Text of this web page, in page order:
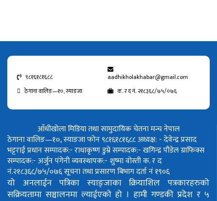
९८१६१८१६८८
aadhikholakhabar@gmail.com
ठेगाना वालिङ—१०, स्याङजा
क. र द नं. २१८३६८/७५/०७६
आँधीखोला मिडिया तथा सामुदायिक चेतना मन्च नेपाल
ठेगाना वालिङ—१०, स्याङजा फोन ९८१६१८१६८८अध्यक्ष: - देवेन्द्र प्रसाद
भट्टराईप्रधान सम्पादक:- राधाकृष्ण डुम्रेसम्पादक:- खगिन्द्र पौडेलग्राफिक्स
सम्पादक:- अर्जुन पंगेनीव्यवस्थापक:- शुष्मा वोस्तीक. र द
नं.२१८३६८/७५/०७६सूचना तथा प्रसारण बिभाग दर्ता नं १९०६
यो अनलाईन पत्रिका स्याङ्जाका क्रियाशिल पत्रकारहरुको
सक्रियतामा सञ्चालनमा ल्याईएको हो । हामी गण्डकी प्रदेश र ५